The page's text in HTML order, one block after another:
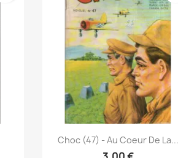
Pikakatselu
Choc (47) - Au Coeur De La...